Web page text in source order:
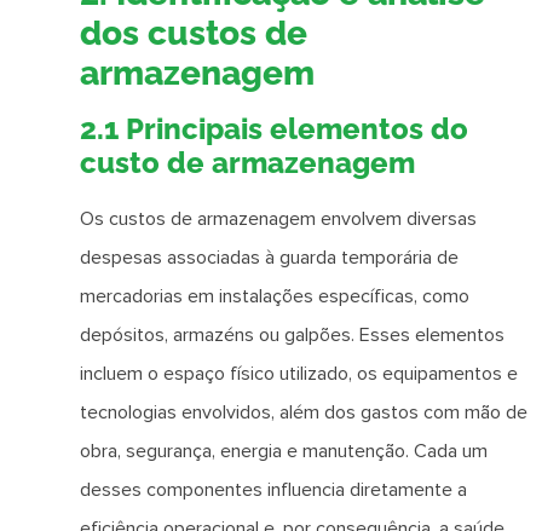
dos custos de
armazenagem
2.1 Principais elementos do
custo de armazenagem
Os custos de armazenagem envolvem diversas
despesas associadas à guarda temporária de
mercadorias em instalações específicas, como
depósitos, armazéns ou galpões. Esses elementos
incluem o espaço físico utilizado, os equipamentos e
tecnologias envolvidos, além dos gastos com mão de
obra, segurança, energia e manutenção. Cada um
desses componentes influencia diretamente a